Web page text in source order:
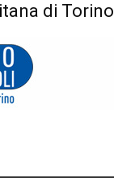
di Torino